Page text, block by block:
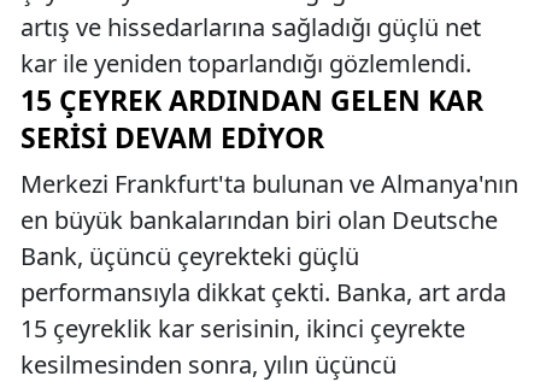
artış ve hissedarlarına sağladığı güçlü net
kar ile yeniden toparlandığı gözlemlendi.
15 ÇEYREK ARDINDAN GELEN KAR
SERISI DEVAM EDIYOR
Merkezi Frankfurt'ta bulunan ve Almanya'nın
en büyük bankalarından biri olan Deutsche
Bank, üçüncü çeyrekteki güçlü
performansıyla dikkat çekti. Banka, art arda
15 çeyreklik kar serisinin, ikinci çeyrekte
kesilmesinden sonra, yılın üçüncü